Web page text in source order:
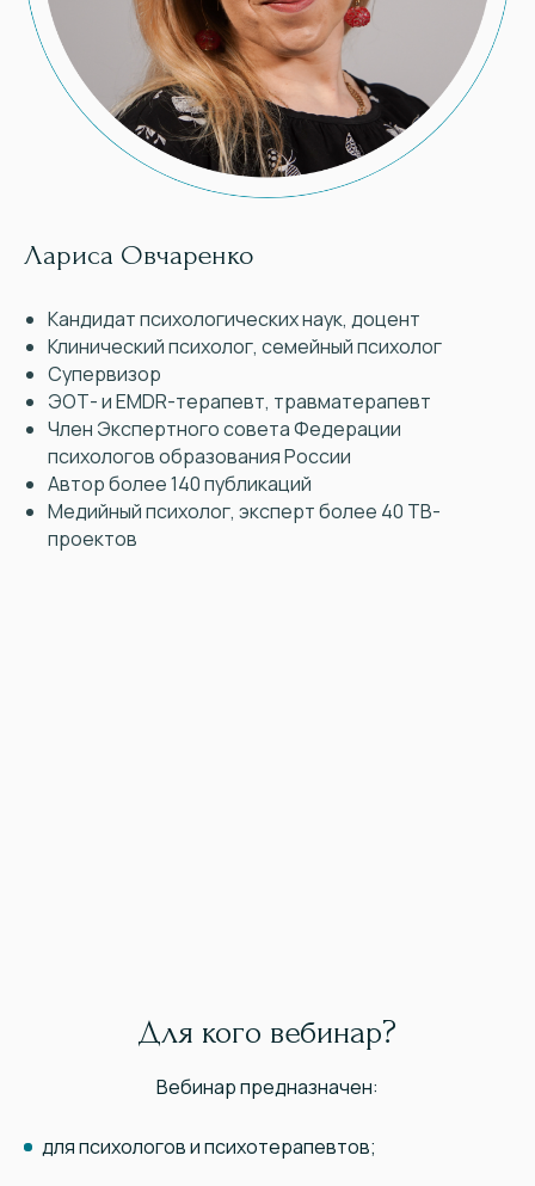
Лариса Овчаренко
Кандидат психологических наук, доцент
Клинический психолог, семейный психолог
Супервизор
ЭОТ- и EMDR-терапевт, травматерапевт
Член Экспертного совета Федерации
психологов образования России
Автор более 140 публикаций
Медийный психолог, эксперт более 40 ТВ-
проектов
Для кого вебинар?
Вебинар предназначен:
для психологов и психотерапевтов;